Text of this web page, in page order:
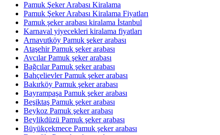
Pamuk Şeker Arabası Kiralama
Pamuk Şeker Arabası Kiralama Fiyatları
Pamuk şeker arabası kiralama İstanbul
Karnaval yiyecekleri kiralama fiyatları
Arnavutköy Pamuk şeker arabası
Ataşehir Pamuk şeker arabası
Avcılar Pamuk şeker arabası
Bağcılar Pamuk şeker arabası
Bahçelievler Pamuk şeker arabası
Bakırköy Pamuk şeker arabası
Bayrampaşa Pamuk şeker arabası
Beşiktaş Pamuk şeker arabası
Beykoz Pamuk şeker arabası
Beylikdüzü Pamuk şeker arabası
Büyükçekmece Pamuk şeker arabası